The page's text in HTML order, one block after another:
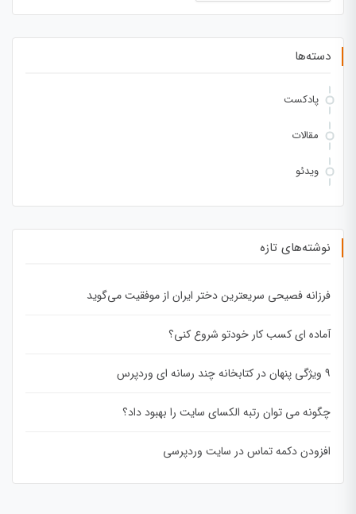
برای:
دسته‌ها
پادکست
مقالات
ویدئو
نوشته‌های تازه
فرزانه فصیحی سریعترین دختر ایران از موفقیت می‌گوید
آماده ای کسب کار خودتو شروع کنی؟
۹ ویژگی پنهان در کتابخانه چند رسانه ای وردپرس
چگونه می توان رتبه الکسای سایت را بهبود داد؟
افزودن دکمه تماس در سایت وردپرسی